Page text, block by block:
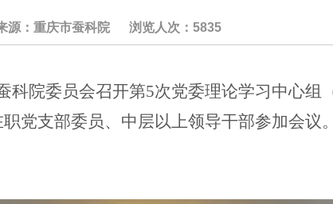
源：重庆市蚕科院 浏览人次：5835
科院委员会召开第5次党委理论学习中心组
党支部委员、中层以上领导干部参加会议。